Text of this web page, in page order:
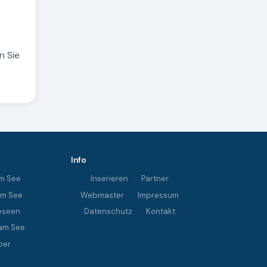
Sie
See
See
See
Info
Inserieren
Partner
Webmaster
Impressum
Datenschutz
Kontakt